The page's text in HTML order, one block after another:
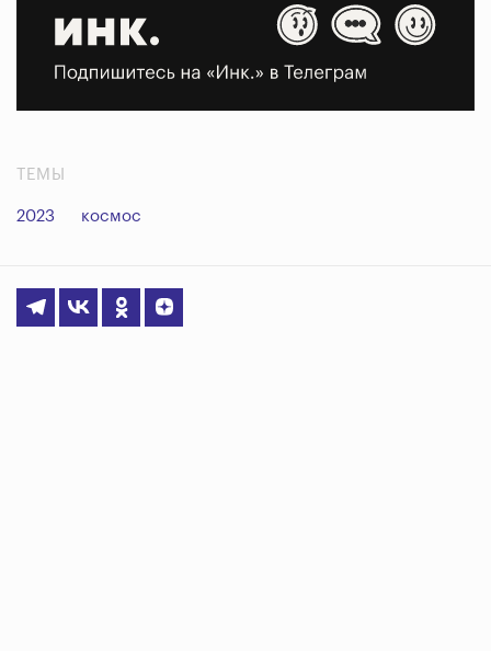
ТЕМЫ
2023 космос